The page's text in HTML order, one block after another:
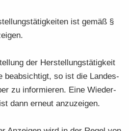
ist gemäß §
der Her­stel­lungs­tä­tig­keit
be­ab­sich­tigt, so ist die Lan­des­
zu in­for­mie­ren. Eine Wie­der­
dann er­neut an­zu­zei­gen.